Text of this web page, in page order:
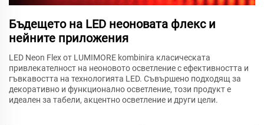
Бъдещето на LED неоновата флекс и
нейните приложения
LED Neon Flex от LUMIMORE kombinira класическата
привлекателност на неоновото осветление с ефективността и
гъвкавостта на технологията LED. Съвършено подходящ за
декоративно и функционално осветление, този продукт е
идеален за табели, акцентно осветление и други цели.